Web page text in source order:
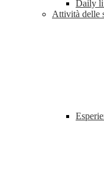
Daily
Attività delle